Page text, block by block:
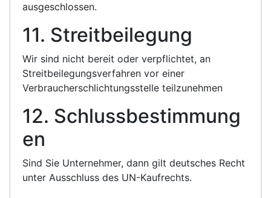
ausgeschlossen.
11. Streitbeilegung
Wir sind nicht bereit oder verpflichtet, an
Streitbeilegungsverfahren vor einer
Verbraucherschlichtungsstelle teilzunehmen
12. Schlussbestimmung
en
Sind Sie Unternehmer, dann gilt deutsches Recht
unter Ausschluss des UN-Kaufrechts.